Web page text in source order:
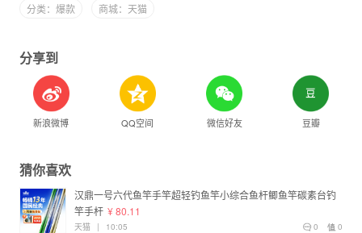
分类：爆款 商城：天猫
分享到
新浪微博 QQ空间 微信好友 豆瓣
猜你喜欢
汉鼎一号六代鱼竿手竿超轻钓鱼竿小综合鱼杆鲫鱼竿碳素台钓
竿手杆 ¥ 80.11
0
0
天猫 | 10:05